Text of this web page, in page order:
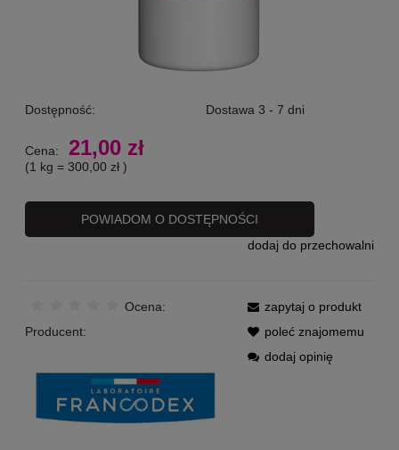
Dostępność: Dostawa 3 - 7 dni
Cena: 21,00 zł
(1 kg = 300,00 zł )
POWIADOM O DOSTĘPNOŚCI
dodaj do przechowalni
Ocena:
Producent:
zapytaj o produkt
poleć znajomemu
dodaj opinię